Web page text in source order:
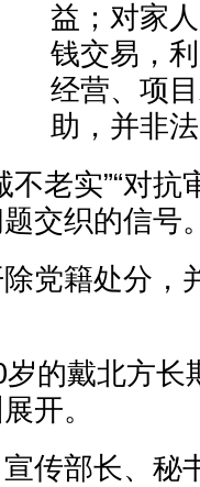
益；对家
钱交易，
经营、项
助，并非
老实”“对抗
交织的信号
党籍处分，
的戴北方长
开。
传部长、秘